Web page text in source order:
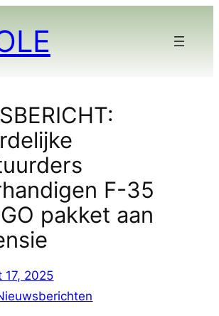
F-35
pakket aan
17, 2025